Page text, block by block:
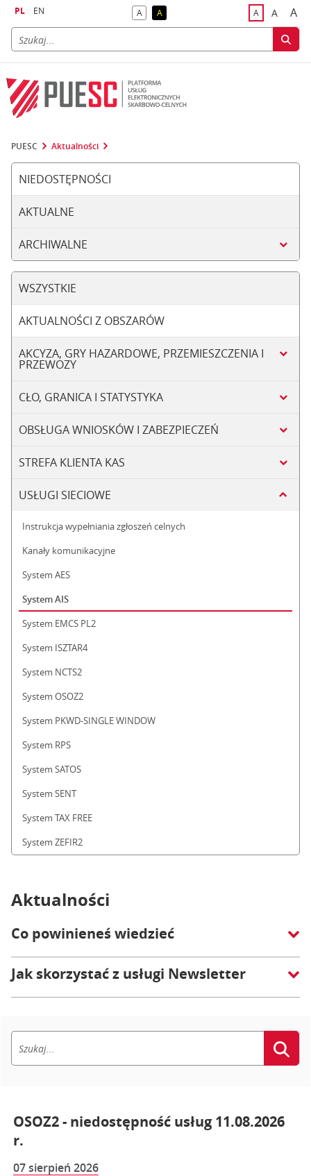
PL EN Akontrast domyślny
Akontrast żółty tekst na czarnym tle
Adomyślna
A A
PUESC Aktualności
NIEDOSTĘPNOŚCI
AKTUALNE
ARCHIWALNE
WSZYSTKIE
AKTUALNOŚCI Z OBSZARÓW
AKCYZA, GRY HAZARDOWE, PRZEMIESZCZENIA I
PRZEWOZY
CŁO, GRANICA I STATYSTYKA
OBSŁUGA WNIOSKÓW I ZABEZPIECZEŃ
STREFA KLIENTA KAS
USŁUGI SIECIOWE
Instrukcja wypełniania zgłoszeń celnych
Kanały komunikacyjne
System AES
System AIS
System EMCS PL2
System ISZTAR4
System NCTS2
System OSOZ2
System PKWD-SINGLE WINDOW
System RPS
System SATOS
System SENT
System TAX FREE
System ZEFIR2
Aktualności
Co powinieneś wiedzieć
Jak skorzystać z usługi Newsletter
OSOZ2 - niedostępność usług 11.08.2026
r.
07 sierpień 2026